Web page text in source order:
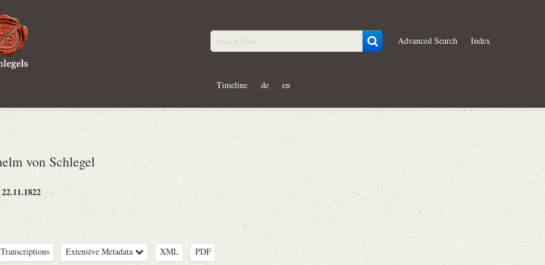
Advanced Search Index
Timeline de en
von Schlegel
22.11.1822
Extensive Metadata XML PDF